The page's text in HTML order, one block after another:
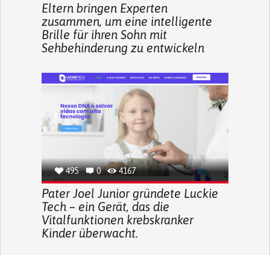
Eltern bringen Experten
zusammen, um eine intelligente
Brille für ihren Sohn mit
Sehbehinderung zu entwickeln
495 0 4167
Pater Joel Junior gründete Luckie
Tech – ein Gerät, das die
Vitalfunktionen krebskranker
Kinder überwacht.